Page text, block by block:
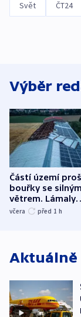
Svět ČT24
Výběr
Částí území
bouřky se silným
větrem. Lámaly
stromy a poničily
včera před 1 h